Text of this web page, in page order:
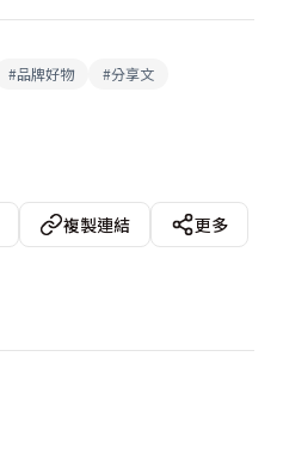
#品牌好物 #分享文
複製連結
更多